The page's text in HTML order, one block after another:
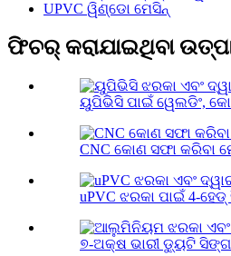
UPVC ୱିଣ୍ଡୋ ମେସିନ୍
ଫିଚର୍ କରାଯାଇଥିବା
ୟୁପିଭିସି ପାଇଁ ୱେଲଡିଂ,
CNC କୋଣ ସଫା କରିବା
uPVC ଝରକା ପାଇଁ 4-
୭-ଅକ୍ଷ ଭାରୀ ଡ୍ୟୁଟି